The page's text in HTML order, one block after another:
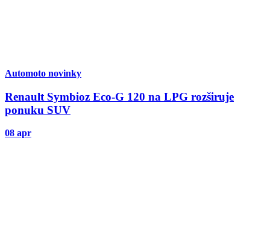
Automoto novinky
Renault Symbioz Eco-G 120 na LPG rozširuje
ponuku SUV
08 apr